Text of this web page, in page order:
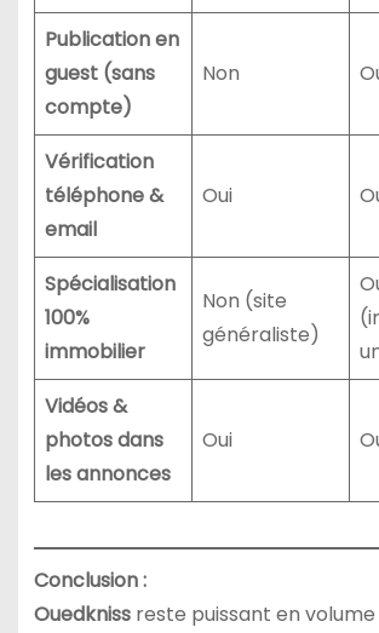
Publication en
guest (sans
compte)
Non
Vérification
téléphone &
email
Oui
Spécialisation
100%
immobilier
Non (site
généraliste)
Vidéos &
photos dans
les annonces
Oui
Conclusion :
Ouedknissreste puissant en volume